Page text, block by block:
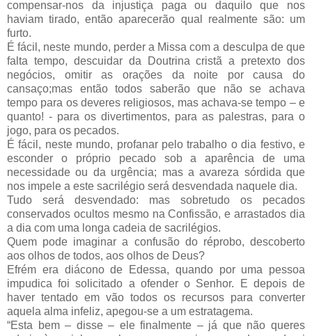
compensar-nos da injustiça paga ou daquilo que nos
haviam tirado, então aparecerão qual realmente são: um
furto.
É fácil, neste mundo, perder a Missa com a desculpa de que
falta tempo, descuidar da Doutrina cristã a pretexto dos
negócios, omitir as orações da noite por causa do
cansaço;mas então todos saberão que não se achava
tempo para os deveres religiosos, mas achava-se tempo – e
quanto! - para os divertimentos, para as palestras, para o
jogo, para os pecados.
É fácil, neste mundo, profanar pelo trabalho o dia festivo, e
esconder o próprio pecado sob a aparência de uma
necessidade ou da urgência; mas a avareza sórdida que
nos impele a este sacrilégio será desvendada naquele dia.
Tudo será desvendado: mas sobretudo os pecados
conservados ocultos mesmo na Confissão, e arrastados dia
a dia com uma longa cadeia de sacrilégios.
Quem pode imaginar a confusão do réprobo, descoberto
aos olhos de todos, aos olhos de Deus?
Efrém era diácono de Edessa, quando por uma pessoa
impudica foi solicitado a ofender o Senhor. E depois de
haver tentado em vão todos os recursos para converter
aquela alma infeliz, apegou-se a um estratagema.
“Esta bem – disse – ele finalmente – já que não queres